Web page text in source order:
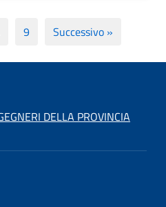
9 Successivo »
DELLA PROVINCIA